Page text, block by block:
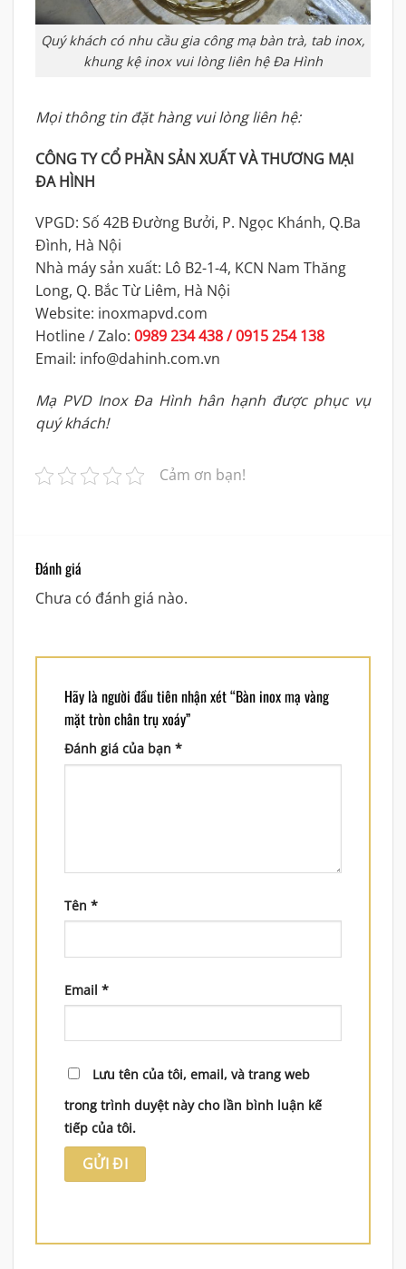
Quý khách có nhu cầu gia công mạ bàn trà, tab inox,
khung kệ inox vui lòng liên hệ Đa Hình
Mọi thông tin đặt hàng vui lòng liên hệ:
CÔNG TY CỔ PHẦN SẢN XUẤT VÀ THƯƠNG MẠI
ĐA HÌNH
VPGD: Số 42B Đường Bưởi, P. Ngọc Khánh, Q.Ba
Đình, Hà Nội
Nhà máy sản xuất: Lô B2-1-4, KCN Nam Thăng
Long, Q. Bắc Từ Liêm, Hà Nội
Website: inoxmapvd.com
Hotline / Zalo: 0989 234 438 / 0915 254 138
Email: info@dahinh.com.vn
Mạ PVD Inox Đa Hình hân hạnh được phục vụ
quý khách!
Cảm ơn bạn!
Đánh giá
Chưa có đánh giá nào.
Hãy là người đầu tiên nhận xét “Bàn inox mạ vàng
mặt tròn chân trụ xoáy”
Đánh giá của bạn *
Tên *
Email *
Lưu tên của tôi, email, và trang web
trong trình duyệt này cho lần bình luận kế
tiếp của tôi.